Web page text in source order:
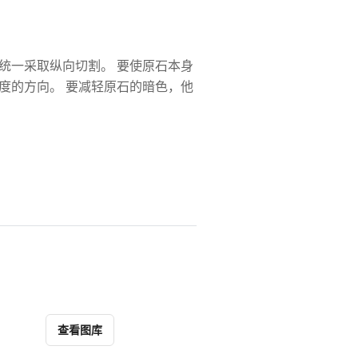
一采取纵向切割。 要使原石本身
的方向。 要减轻原石的暗色，他
查看图库